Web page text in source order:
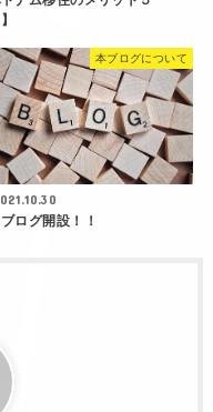
本ブログについて
ログ開設！！